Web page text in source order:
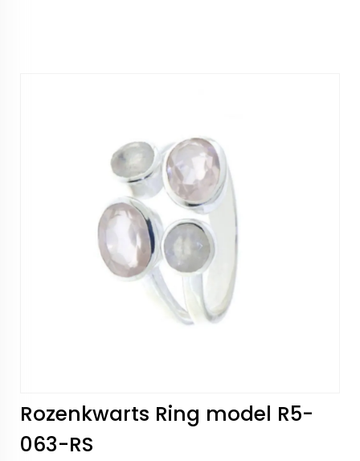
Rozenkwarts Ring model R5-
063-RS